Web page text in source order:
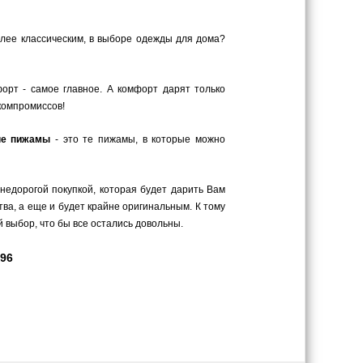
классическим, в выборе одежды для дома?
- самое главное. А комфорт дарят только
пижамы - это те пижамы, в которые можно
покупкой, которая будет дарить Вам
а еще и будет крайне оригинальным. К тому
что бы все остались довольны.